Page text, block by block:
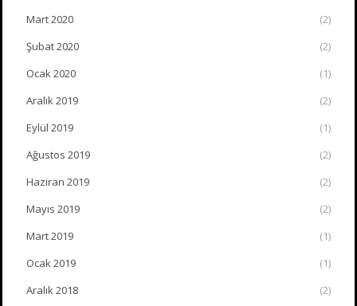
Mart 2020
(2)
Şubat 2020
(2)
Ocak 2020
(1)
Aralık 2019
(2)
Eylül 2019
(1)
Ağustos 2019
(2)
Haziran 2019
(2)
Mayıs 2019
(2)
Mart 2019
(1)
Ocak 2019
(1)
Aralık 2018
(2)